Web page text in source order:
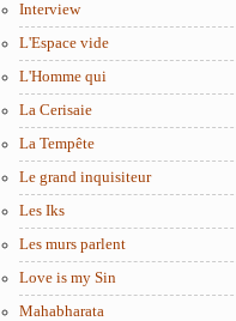
Interview
L'Espace vide
L'Homme qui
La Cerisaie
La Tempête
Le grand inquisiteur
Les Iks
Les murs parlent
Love is my Sin
Mahabharata